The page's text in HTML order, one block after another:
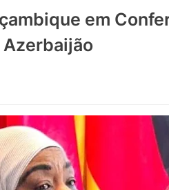
em
Azerbaijão